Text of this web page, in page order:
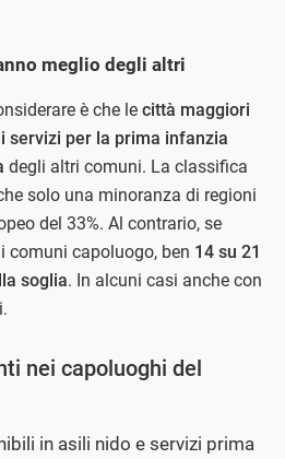
meglio degli altri
è che le città maggiori
servizi per la prima infanzia
degli altri comuni. La classifica
solo una minoranza di regioni
del 33%. Al contrario, se
comuni capoluogo, ben 14 su 21
soglia. In alcuni casi anche con
nei capoluoghi del
in asili nido e servizi prima